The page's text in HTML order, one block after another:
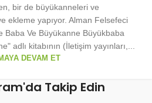
bir de büyükanneleri ve
ekleme yapıyor. Alman Felsefeci
Baba Ve Büyükanne Büyükbaba
adlı kitabının (İletişim yayınları,...
DEVAM ET
Takip Edin